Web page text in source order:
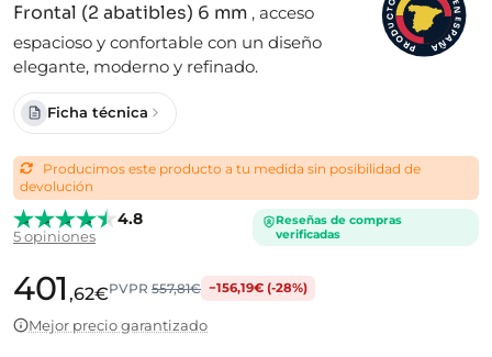
Frontal (2 abatibles) 6 mm , acceso
espacioso y confortable con un diseño
elegante, moderno y refinado.
P
R
O
D
U
C
T
E
N
E
S
P
A
Ñ
A
Ficha técnica
Producimos este producto a tu medida sin posibilidad de
devolución
4.8
5 opiniones
Reseñas de compras
verificadas
401 ,62€PVPR557,81€ −156,19€ (-28%)
Mejor precio garantizado